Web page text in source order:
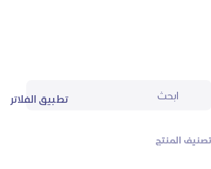
تطبيق الفلاتر
تصنيف المنتج